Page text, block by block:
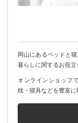
岡山にあるベッドと
暮らしに関するお役立
オンラインショップ
枕・寝具などを豊富に